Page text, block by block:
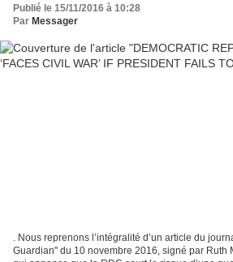
Publié le 15/11/2016 à 10:28
Par Messager
. Nous reprenons l’intégralité d’un article du
Guardian" du 10 novembre 2016, signé par Ruth